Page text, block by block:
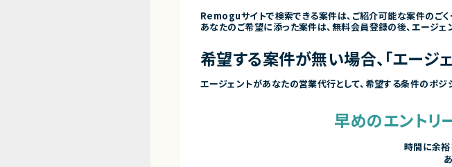
Remoguサイトで検索できる案件は、ご紹介可能な案件のごく
あなたのご希望に添った案件は、無料会員登録の後、エージェ
希望する案件が無い場合、「エージ
エージェントがあなたの営業代行として、希望する条件のポジシ
早めのエントリ
時間に余裕